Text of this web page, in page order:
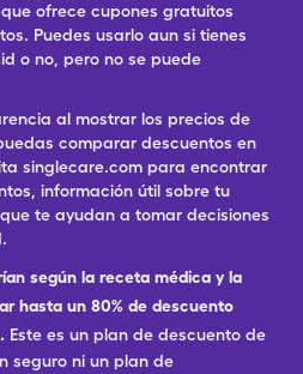
ofrece cupones gratuitos
Puedes usarlo aun si tienes
o no, pero no se puede
al mostrar los precios de
comparar descuentos en
singlecare.com para encontrar
información útil sobre tu
te ayudan a tomar decisiones
según la receta médica y la
hasta un 80% de descuento
Este es un plan de descuento de
seguro ni un plan de